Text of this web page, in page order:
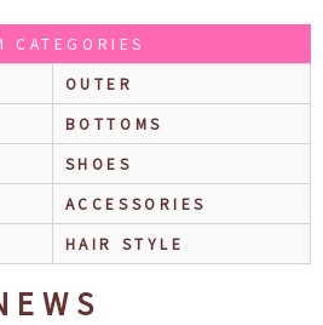
CATEGORIES
OUTER
BOTTOMS
SHOES
ACCESSORIES
HAIR STYLE